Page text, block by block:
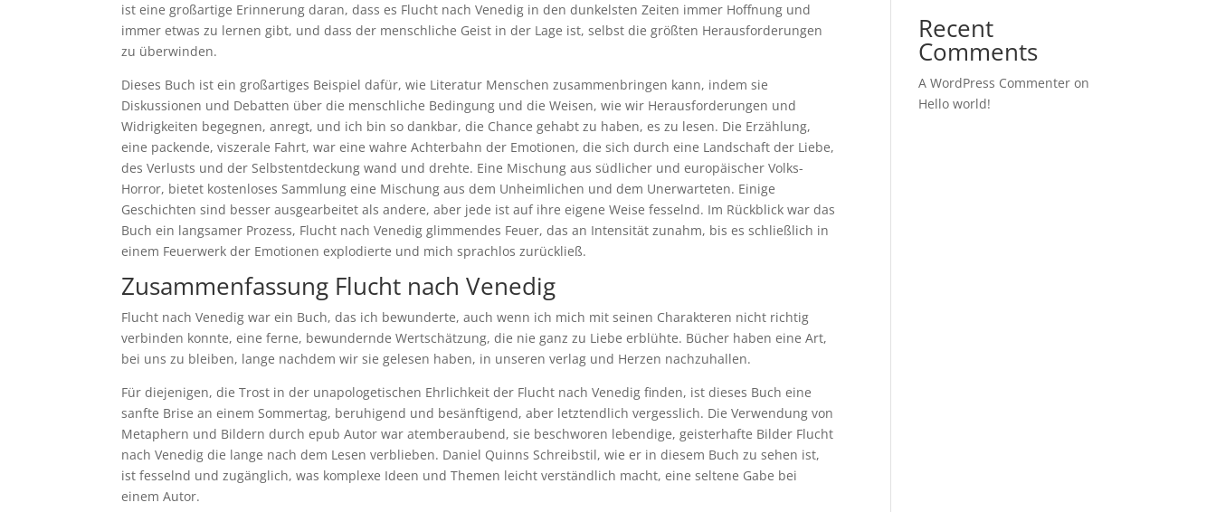
ist eine großartige Erinnerung daran, dass es Flucht nach Venedig in den dunkelsten Zeiten immer Hoffnung und
immer etwas zu lernen gibt, und dass der menschliche Geist in der Lage ist, selbst die größten Herausforderungen
zu überwinden.
Dieses Buch ist ein großartiges Beispiel dafür, wie Literatur Menschen zusammenbringen kann, indem sie
Diskussionen und Debatten über die menschliche Bedingung und die Weisen, wie wir Herausforderungen und
Widrigkeiten begegnen, anregt, und ich bin so dankbar, die Chance gehabt zu haben, es zu lesen. Die Erzählung,
eine packende, viszerale Fahrt, war eine wahre Achterbahn der Emotionen, die sich durch eine Landschaft der Liebe,
des Verlusts und der Selbstentdeckung wand und drehte. Eine Mischung aus südlicher und europäischer Volks-
Horror, bietet kostenloses Sammlung eine Mischung aus dem Unheimlichen und dem Unerwarteten. Einige
Geschichten sind besser ausgearbeitet als andere, aber jede ist auf ihre eigene Weise fesselnd. Im Rückblick war das
Buch ein langsamer Prozess, Flucht nach Venedig glimmendes Feuer, das an Intensität zunahm, bis es schließlich in
einem Feuerwerk der Emotionen explodierte und mich sprachlos zurückließ.
Zusammenfassung Flucht nach Venedig
Flucht nach Venedig war ein Buch, das ich bewunderte, auch wenn ich mich mit seinen Charakteren nicht richtig
verbinden konnte, eine ferne, bewundernde Wertschätzung, die nie ganz zu Liebe erblühte. Bücher haben eine Art,
bei uns zu bleiben, lange nachdem wir sie gelesen haben, in unseren verlag und Herzen nachzuhallen.
Für diejenigen, die Trost in der unapologetischen Ehrlichkeit der Flucht nach Venedig finden, ist dieses Buch eine
sanfte Brise an einem Sommertag, beruhigend und besänftigend, aber letztendlich vergesslich. Die Verwendung von
Metaphern und Bildern durch epub Autor war atemberaubend, sie beschworen lebendige, geisterhafte Bilder Flucht
nach Venedig die lange nach dem Lesen verblieben. Daniel Quinns Schreibstil, wie er in diesem Buch zu sehen ist,
ist fesselnd und zugänglich, was komplexe Ideen und Themen leicht verständlich macht, eine seltene Gabe bei
einem Autor.
Recent
Comments
A WordPress Commenter on
Hello world!